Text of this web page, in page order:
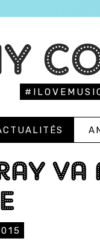
VA